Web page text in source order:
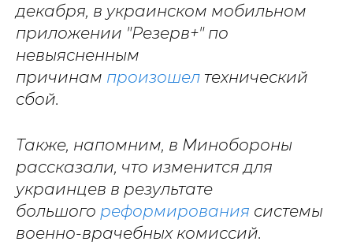
декабря, в украинском мобильном
приложении "Резерв+" по
невыясненным
причинам произошел технический
сбой.
Также, напомним, в Минобороны
рассказали, что изменится для
украинцев в результате
большого реформирования системы
военно-врачебных комиссий.